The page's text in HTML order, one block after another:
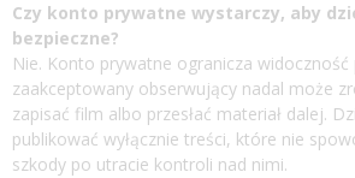
Czy konto prywatne wystarczy, aby
bezpieczne?
Nie. Konto prywatne ogranicza widoczność
zaakceptowany obserwujący nadal może
zapisać film albo przesłać materiał dalej.
publikować wyłącznie treści, które nie
szkody po utracie kontroli nad nimi.